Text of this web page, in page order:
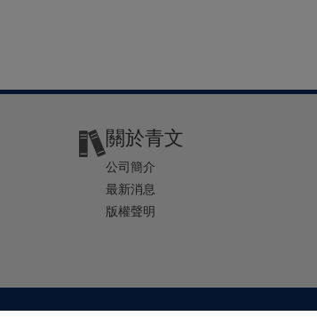
關於青文
公司簡介
最新消息
版權聲明